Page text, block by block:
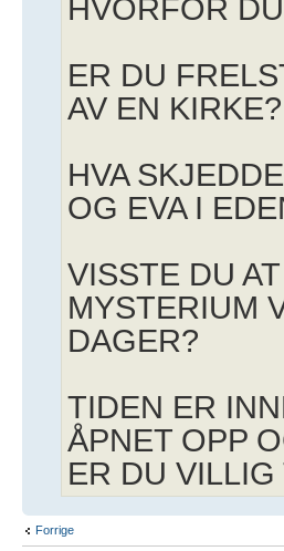
HVORFOR
ER DU
AV EN KIRKE?
HVA
OG EVA I
VISSTE DU
MYSTERIUM
DAGER?
TIDEN ER
ÅPNET OPP
ER DU
Forrige